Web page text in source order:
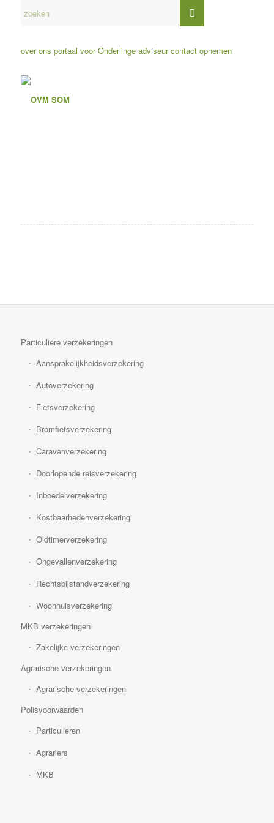
over ons portaal voor Onderlinge adviseur contact opnemen
Particuliere verzekeringen
Aansprakelijkheidsverzekering
Autoverzekering
Fietsverzekering
Bromfietsverzekering
Caravanverzekering
Doorlopende reisverzekering
Inboedelverzekering
Kostbaarhedenverzekering
Oldtimerverzekering
Ongevallenverzekering
Rechtsbijstandverzekering
Woonhuisverzekering
MKB verzekeringen
Zakelijke verzekeringen
Agrarische verzekeringen
Agrarische verzekeringen
Polisvoorwaarden
Particulieren
Agrariers
MKB